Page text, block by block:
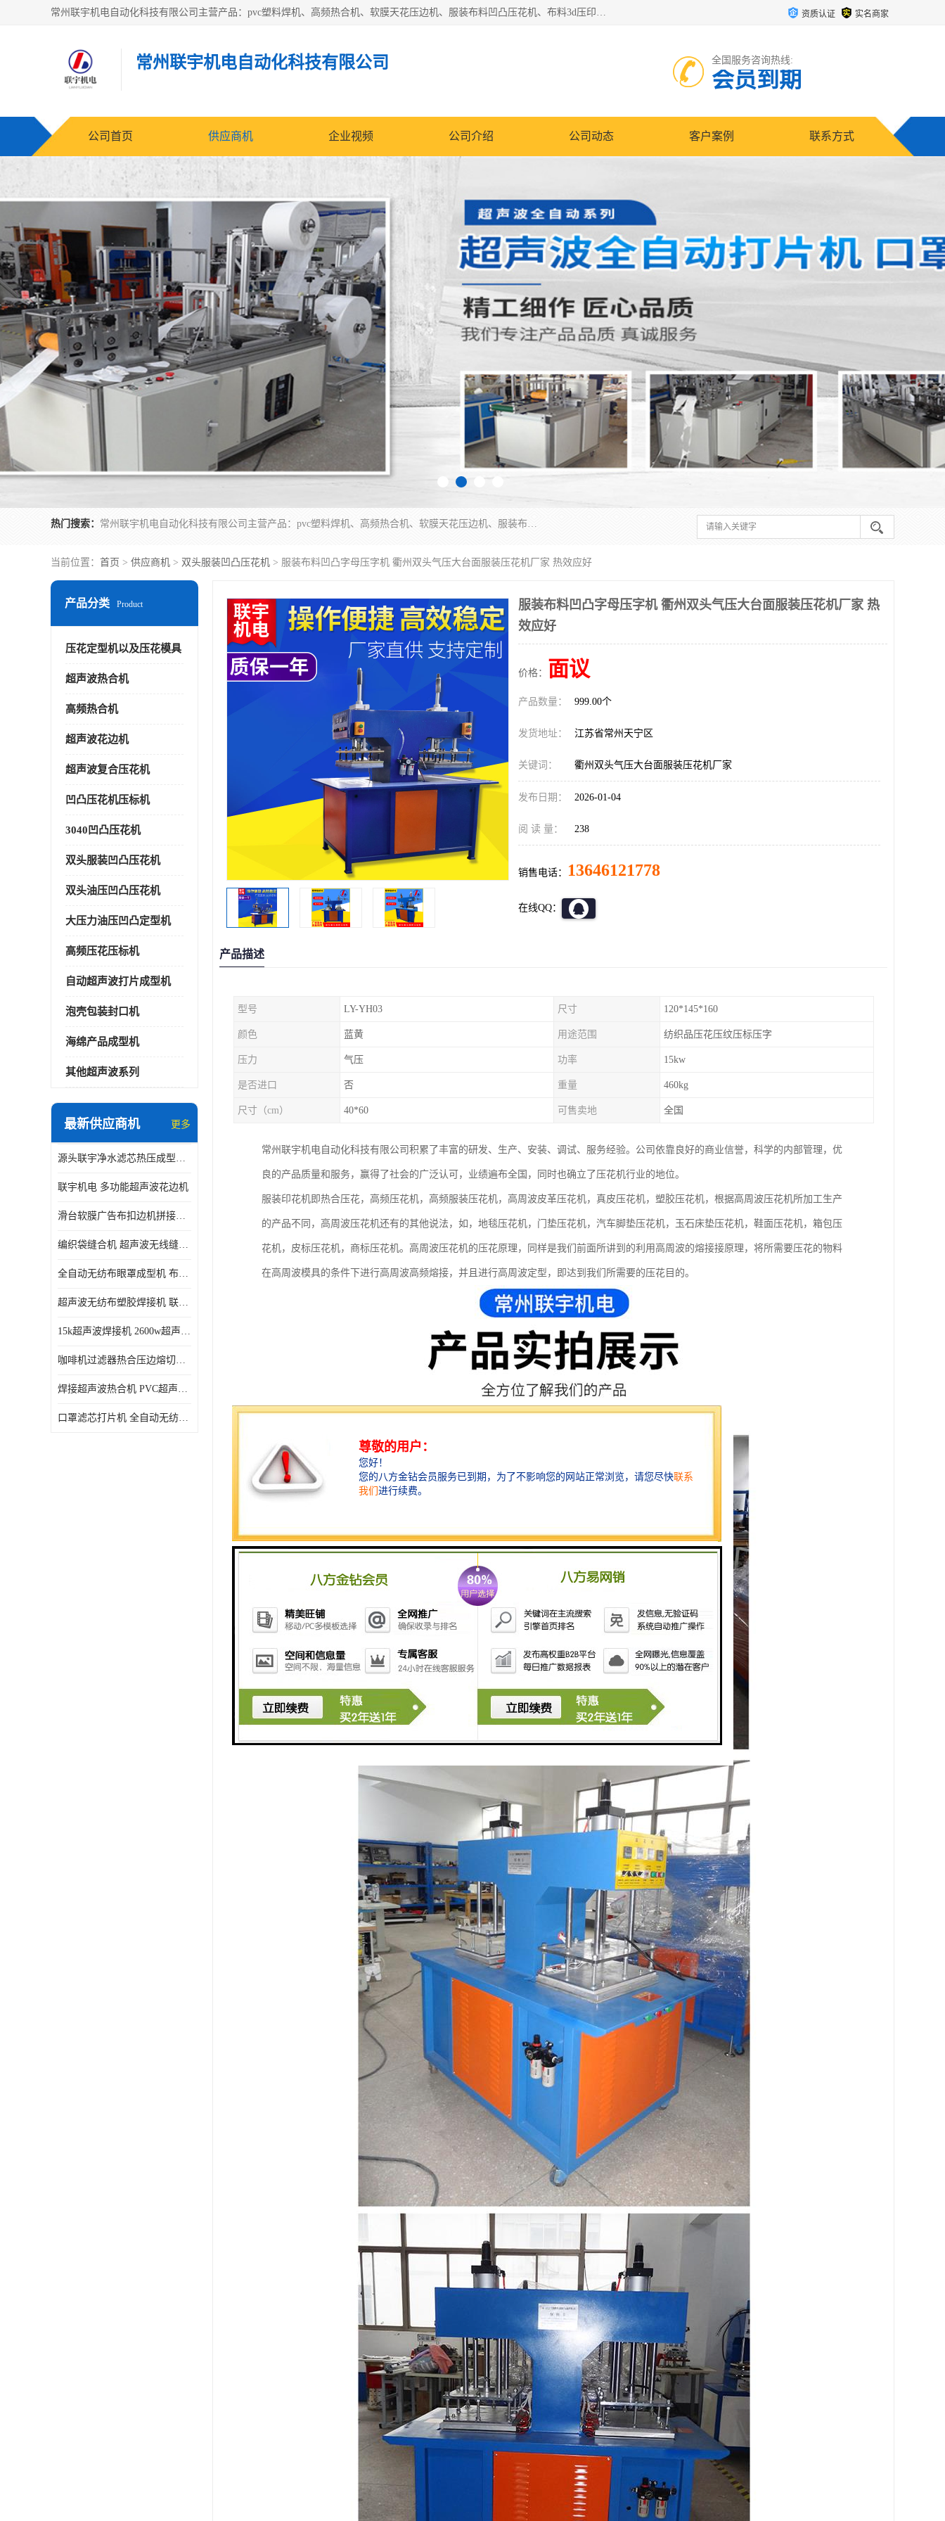
常州联宇机电自动化科技有限公司主营产品：pvc塑料焊机、高频热合机、软膜天花压边机、服装布料凹凸压花机、布料3d压印设备、服装植胶设备、超声波布料花边机、无纺布热合机、全自动压花机。 资质认证 实名商家
常州联宇机电自动化科技有限公司 全国服务咨询热线:
会员到期
公司首页 供应商机 企业视频 公司介绍 公司动态 客户案例 联系方式
热门搜索： 常州联宇机电自动化科技有限公司主营产品：pvc塑料焊机、高频热合机、软膜天花压边机、服装布料凹凸压花机、布料3d压印设备、服装植胶设备、超声波布料花边机、无纺布热合机、全自动压花机。
当前位置： 首页 > 供应商机 > 双头服装凹凸压花机 > 服装布料凹凸字母压字机 衢州双头气压大台面服装压花机厂家 热效应好
产品分类 Product
压花定型机以及压花模具
超声波热合机
高频热合机
超声波花边机
超声波复合压花机
凹凸压花机压标机
3040凹凸压花机
双头服装凹凸压花机
双头油压凹凸压花机
大压力油压凹凸定型机
高频压花压标机
自动超声波打片成型机
泡壳包装封口机
海绵产品成型机
其他超声波系列
最新供应商机 更多
源头联宇净水滤芯热压成型机器 超声波大功率封边机
联宇机电 多功能超声波花边机
滑台软膜广告布扣边机拼接机用于焊接热合拼接作用
编织袋缝合机 超声波无线缝合机 厂家现货供应
全自动无纺布眼罩成型机 布料海绵眼罩热合切边机
超声波无纺布塑胶焊接机 联宇制造
15k超声波焊接机 2600w超声波焊接机 联宇制造
咖啡机过滤器热合压边熔切机 超声波无纺布喷胶棉热合机
焊接超声波热合机 PVC超声波焊接机 无纺布超声波设备
口罩滤芯打片机 全自动无纺布压花压标设备 多层料复合机
服装布料凹凸字母压字机 衢州双头气压大台面服装压花机厂家 热
效应好
价格： 面议
产品数量： 999.00个
发货地址： 江苏省常州天宁区
关键词： 衢州双头气压大台面服装压花机厂家
发布日期： 2026-01-04
阅 读 量： 238
销售电话： 13646121778
在线QQ：
产品描述
型号 LY-YH03 尺寸 120*145*160
颜色 蓝黄 用途范围 纺织品压花压纹压标压字
压力 气压 功率 15kw
是否进口 否 重量 460kg
尺寸（cm） 40*60 可售卖地 全国
常州联宇机电自动化科技有限公司积累了丰富的研发、生产、安装、调试、服务经验。公司依靠良好的商业信誉，科学的内部管理，优
良的产品质量和服务，赢得了社会的广泛认可，业绩遍布全国，同时也确立了压花机行业的地位。
服装印花机即热合压花，高频压花机，高频服装压花机，高周波皮革压花机，真皮压花机，塑胶压花机，根据高周波压花机所加工生产
的产品不同，高周波压花机还有的其他说法，如，地毯压花机，门垫压花机，汽车脚垫压花机，玉石床垫压花机，鞋面压花机，箱包压
花机，皮标压花机，商标压花机。高周波压花机的压花原理，同样是我们前面所讲到的利用高周波的熔接接原理，将所需要压花的物料
在高周波模具的条件下进行高周波高频熔接，并且进行高周波定型，即达到我们所需要的压花目的。